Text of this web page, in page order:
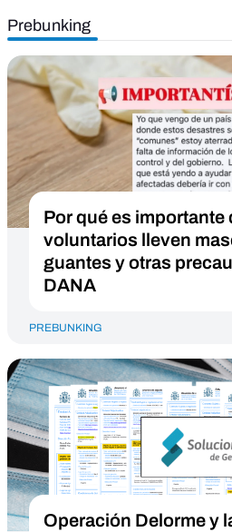
Prebunking
Por qué es importante
voluntarios lleven
guantes y otras
DANA
PREBUNKING
Operación Delorme y